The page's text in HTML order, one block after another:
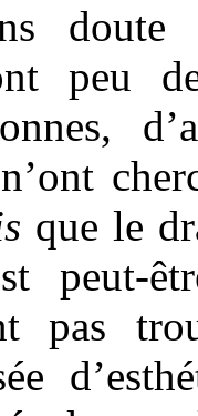
doute
peu
que le
peut-
pas